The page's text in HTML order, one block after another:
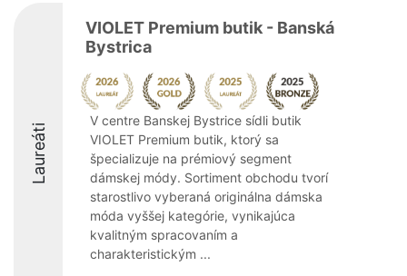
Laureáti
VIOLET Premium butik - Banská
Bystrica
V centre Banskej Bystrice sídli butik
VIOLET Premium butik, ktorý sa
špecializuje na prémiový segment
dámskej módy. Sortiment obchodu tvorí
starostlivo vyberaná originálna dámska
móda vyššej kategórie, vynikajúca
kvalitným spracovaním a
charakteristickým ...